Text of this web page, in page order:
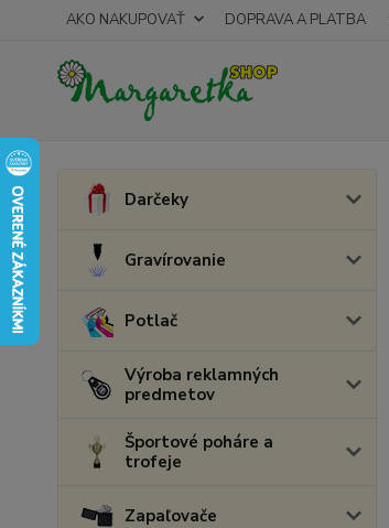
AKO NAKUPOVAŤ DOPRAVA A PLATBA
Darčeky
Gravírovanie
Potlač
Výroba reklamných
predmetov
Športové poháre a
trofeje
Zapaľovače